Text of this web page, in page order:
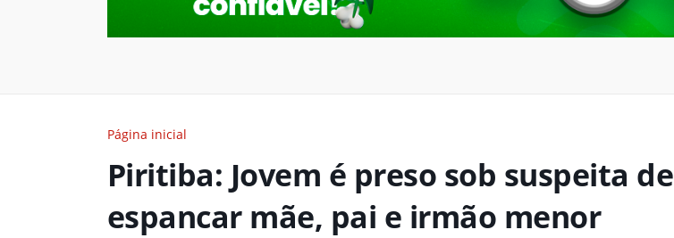
Página inicial
Piritiba: Jovem é preso sob suspeita de
espancar mãe, pai e irmão menor